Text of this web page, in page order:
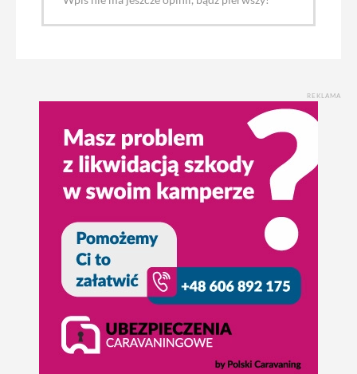
REKLAMA